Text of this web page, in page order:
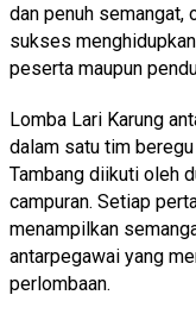
dan penuh semangat,
sukses
peserta maupun
Lomba Lari Karung
dalam satu tim
Tambang diikuti oleh
campuran. Setiap
menampilkan
antarpegawai yang
perlombaan.